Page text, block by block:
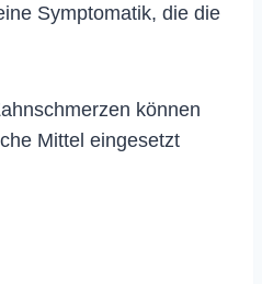
Symptomatik, die die
können
Mittel eingesetzt